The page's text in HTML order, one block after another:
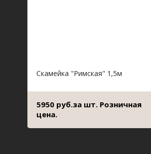
Скамейка "Римская" 1,5м
5950 руб.за шт. Розничная
цена.